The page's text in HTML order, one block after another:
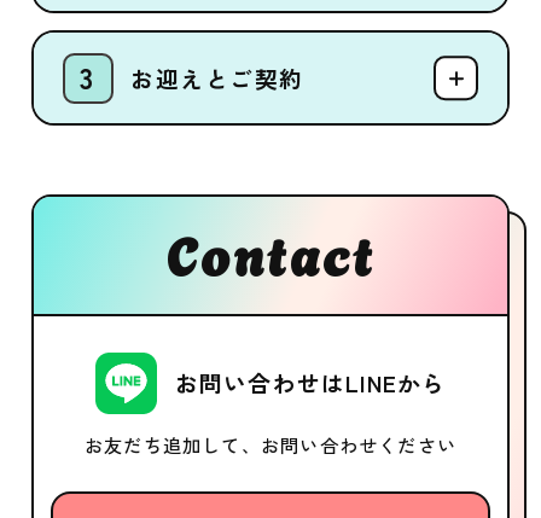
お迎えとご契約
Contact
お問い合わせはLINEから
お友だち追加して、お問い合わせください